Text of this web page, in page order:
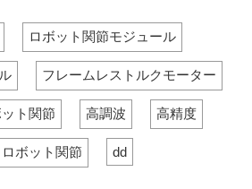
る理由を説明します。
発にとって極め
です。
る理由を説明するとと
もに, 製造難易度が極
めて高いため業界のサ
プライヤーが少ないこ
とを指摘しています。
また, Sumitomo,
Spinea, HONPINEのよ
うな競合他社が, コス
トと納期の面で優位性
を確保する重
です。その性
ボットの繰り
度位置決め、
क्षमता、および
に直接影響し
ロボット関節モジュール
フレームレストルクモーター
ト関節 高調波 高精度
ロボット関節 dd